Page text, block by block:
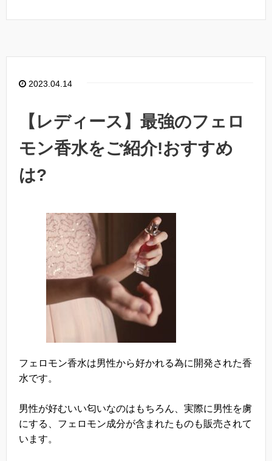
2023.04.14
【レディース】最強のフェロ
モン香水をご紹介!おすすめ
は?
フェロモン香水は男性から好かれる為に開発された香
水です。
男性が好むいい匂いなのはもちろん、実際に男性を虜
にする、フェロモン成分が含まれたものも販売されて
います。